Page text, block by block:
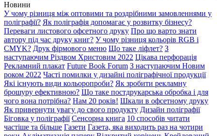
Новини
У чому різниця між оптовими та роздрібними замовленнями у
поліграфії? Як поліграфія допомагає у розвитку бізнесу?
Переваги листового офсетного друку Про що варто знати
автору під час друку книг? У чому різниця кольорів RGB і
CMYK? Друк фірмового меню Що таке ліфлет? З
наступаючим Різдвом Христовим 2022 Цікава перфорація
Рекламний плакат Future Book Forum З наступаючим Новим
роком 2022 Часті помилки у дизайні поліграфічної продукції
Які існують види кольоропроби? Як зробити рекламну
брошуру ефективною? Що таке постдрукарська обробка і для
чого вона потрібна? Нам 20 років! Шкали в офсетному друку
Як привернути увагу до свого продукту Дизайн поліграфії
Біговка у поліграфії Сенсорна книга 10 способів читати
частіше та більше Газети Газета, яка виходить раз на чотири